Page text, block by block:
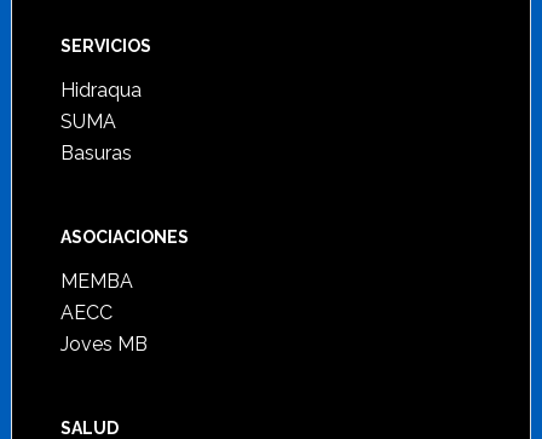
SERVICIOS
Hidraqua
SUMA
Basuras
ASOCIACIONES
MEMBA
AECC
Joves MB
SALUD